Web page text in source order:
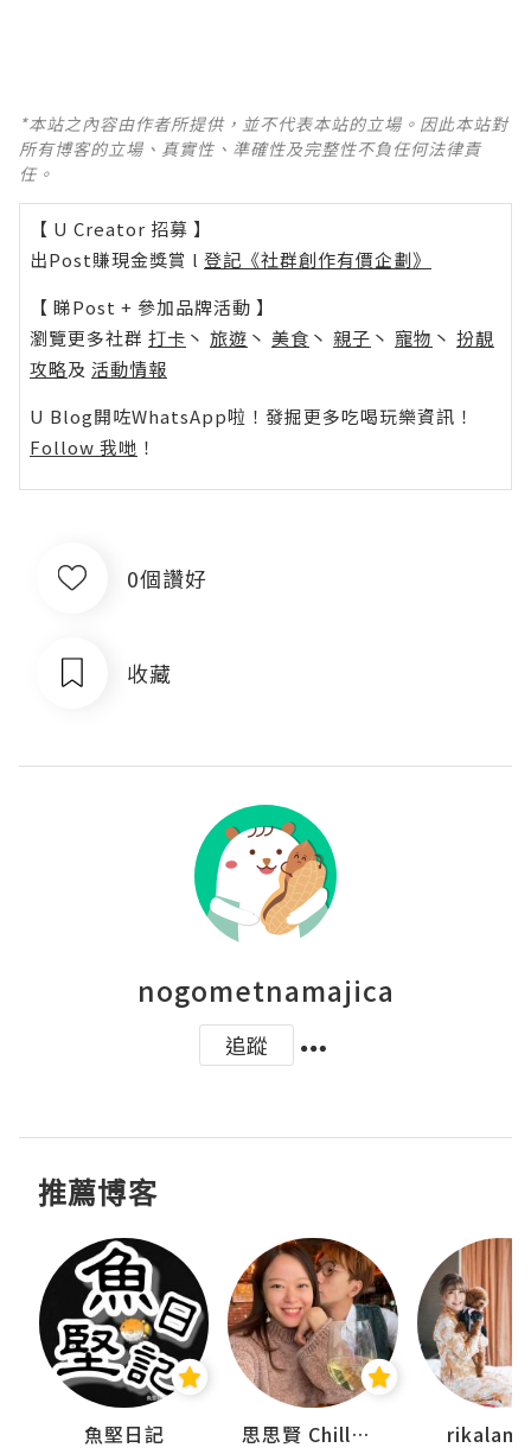
*本站之內容由作者所提供，並不代表本站的立場。因此本站對
所有博客的立場、真實性、準確性及完整性不負任何法律責
任。
【 U Creator 招募 】
出Post賺現金獎賞 l 登記《社群創作有價企劃》
【 睇Post + 參加品牌活動 】
瀏覽更多社群 打卡 丶 旅遊 丶 美食 丶 親子 丶 寵物 丶 扮靚
攻略及 活動情報
U Blog開咗WhatsApp啦！發掘更多吃喝玩樂資訊！
Follow 我哋 ！
0個讚好
收藏
nogometnamajica
追蹤
推薦博客
魚堅日記 思思賢 ChillMyBabe